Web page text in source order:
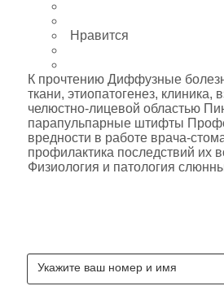
Нравится
К прочтению Диффузные
ткани, этиопатогенез, клиника,
челюстно-лицевой областью
парапульпарные штифты
вредности в работе врача-
профилактика последствий их
Физиология и патология